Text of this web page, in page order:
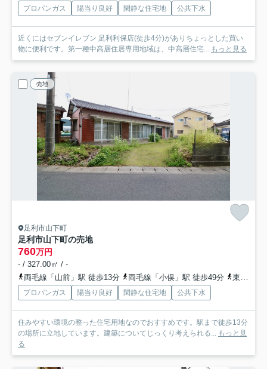
プロパンガス 陽当り良好 閑静な住宅地 公共下水
近くにはセブンイレブン 足利利保店(徒歩4分)がありちょっとした買い
物に便利です。第一種中高層住居専用地域は、中高層住宅...
もっと見る
売地
足利市山下町
足利市山下町の売地
760万円
- / 327.00㎡ / -
両毛線「山前」駅 徒歩13分
両毛線「小俣」駅 徒歩49分 東武伊勢崎線「野州山辺」駅 徒歩65分
プロパンガス 陽当り良好 閑静な住宅地 公共下水
住みやすい環境の整った住宅用地なのでおすすめです。駅まで徒歩13分
の場所に立地しています。建築についてじっくり考えられる...
もっと見
る